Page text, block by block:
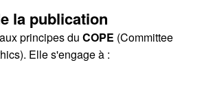
la publication
principes du COPE (Committee
Elle s'engage à :